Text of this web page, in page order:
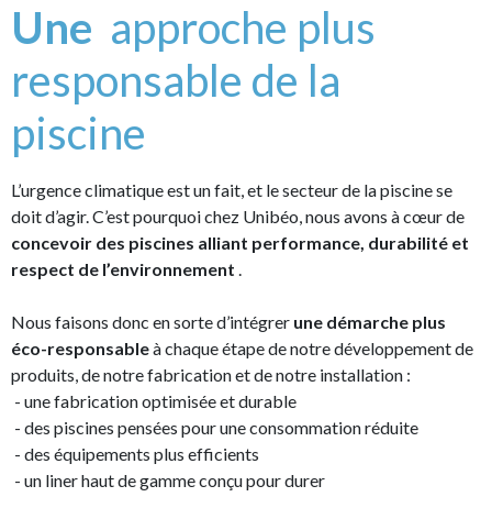
Une approche plus
responsable de la
piscine
L’urgence climatique est un fait, et le secteur de la piscine se
doit d’agir. C’est pourquoi chez Unibéo, nous avons à cœur de
concevoir des piscines alliant performance, durabilité et
respect de l’environnement .
Nous faisons donc en sorte d’intégrer une démarche plus
éco-responsableà chaque étape de notre développement de
produits, de notre fabrication et de notre installation :
- une fabrication optimisée et durable
- des piscines pensées pour une consommation réduite
- des équipements plus efficients
- un liner haut de gamme conçu pour durer